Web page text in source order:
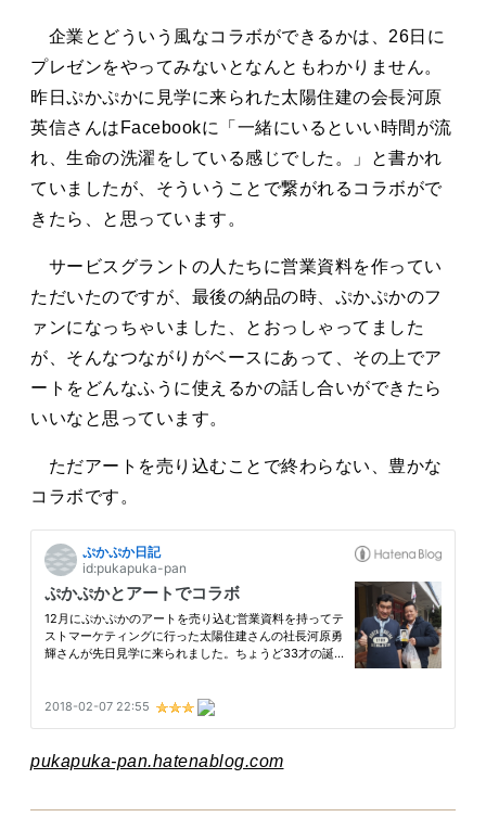
企業とどういう風なコラボができるかは、26日に
プレゼンをやってみないとなんともわかりません。
昨日ぷかぷかに見学に来られた太陽住建の会長河原
英信さんはFacebookに「一緒にいるといい時間が流
れ、生命の洗濯をしている感じでした。」と書かれ
ていましたが、そういうことで繋がれるコラボがで
きたら、と思っています。
サービスグラントの人たちに営業資料を作ってい
ただいたのですが、最後の納品の時、ぷかぷかのフ
ァンになっちゃいました、とおっしゃってました
が、そんなつながりがベースにあって、その上でア
ートをどんなふうに使えるかの話し合いができたら
いいなと思っています。
ただアートを売り込むことで終わらない、豊かな
コラボです。
pukapuka-pan.hatenablog.com